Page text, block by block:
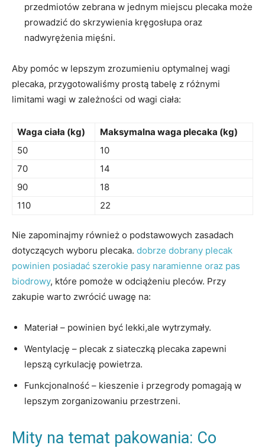
przedmiotów⁣ zebrana w jednym miejscu ⁣plecaka może
prowadzić do skrzywienia kręgosłupa oraz
nadwyrężenia ⁣mięśni.
Aby pomóc w⁣ lepszym zrozumieniu optymalnej wagi
plecaka,​ przygotowaliśmy prostą tabelę z różnymi
limitami wagi w zależności od wagi ciała:
Waga ciała (kg)
Maksymalna waga plecaka (kg)
50
10
70
14
90
18
110
22
Nie zapominajmy również ⁢o podstawowych​ zasadach
dotyczących wyboru plecaka. dobrze dobrany plecak
powinien posiadać szerokie pasy naramienne oraz pas
biodrowy, które pomoże w odciążeniu‍ pleców. Przy
zakupie warto zwrócić uwagę na:
Materiał – powinien być lekki,ale wytrzymały.
Wentylację – plecak z siateczką plecaka zapewni
lepszą cyrkulację powietrza.
Funkcjonalność –⁣ kieszenie i przegrody pomagają w
lepszym zorganizowaniu przestrzeni.
Mity na temat pakowania: Co